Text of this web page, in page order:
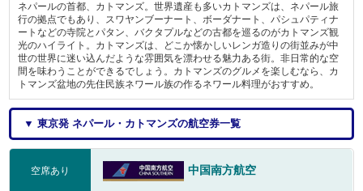
ネパールの首都、カトマンズ。世界遺産も多いカトマンズは、ネパール旅
行の拠点でもあり、スワヤンブーナート、ボーダナート、パシュパティナ
ートなどの寺院とパタン、バクタプルなどの古都を巡るのがカトマンズ観
光のハイライト。カトマンズは、どこか懐かしいレンガ造りの街並みが中
世の世界に迷い込んだような雰囲気を漂わせる魅力ある街。非日常的な空
間を味わうことができるでしょう。カトマンズのグルメを楽しむなら、カ
トマンズ盆地の先住民族ネワール族の作るネワール料理がおすすめ。
▼ 東京発 ネパール・カトマンズの航空券一覧
空席あり 中国南方航空